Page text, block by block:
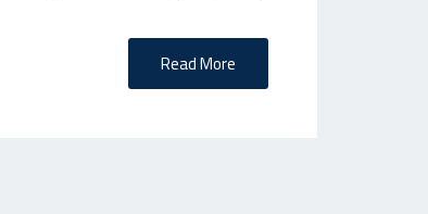
Read More